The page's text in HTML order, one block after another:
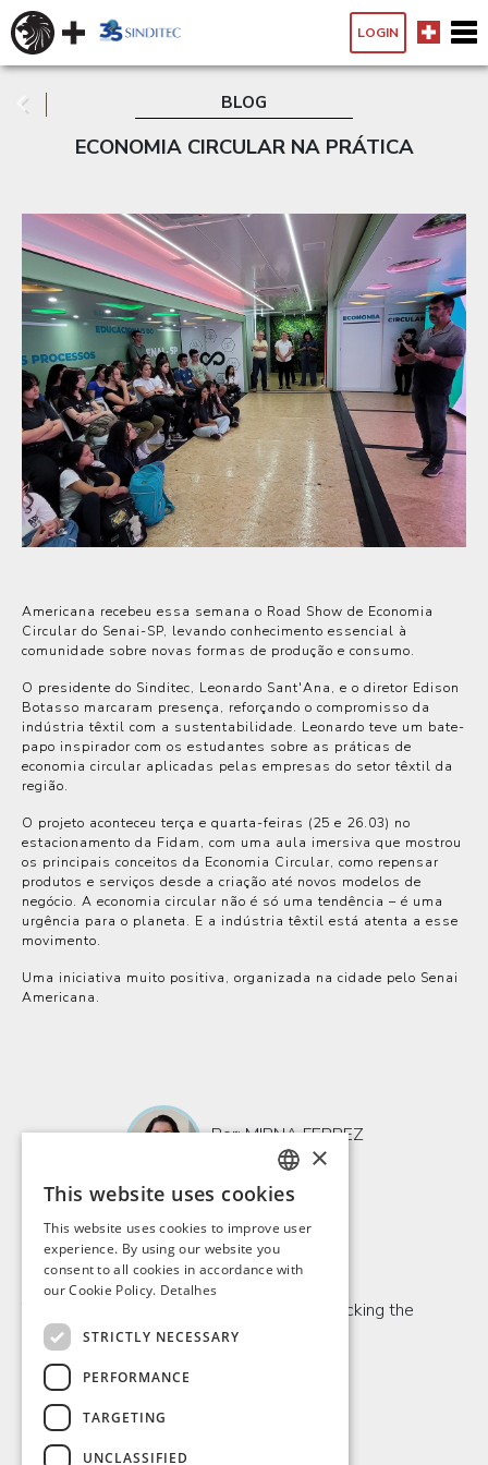
LOGIN
BLOG
ECONOMIA CIRCULAR NA PRÁTICA
Americana recebeu essa semana o Road Show de Economia
Circular do Senai-SP, levando conhecimento essencial à
comunidade sobre novas formas de produção e consumo.
O presidente do Sinditec, Leonardo Sant'Ana, e o diretor Edison
Botasso marcaram presença, reforçando o compromisso da
indústria têxtil com a sustentabilidade. Leonardo teve um bate-
papo inspirador com os estudantes sobre as práticas de
economia circular aplicadas pelas empresas do setor têxtil da
região.
O projeto aconteceu terça e quarta-feiras (25 e 26.03) no
estacionamento da Fidam, com uma aula imersiva que mostrou
os principais conceitos da Economia Circular, como repensar
produtos e serviços desde a criação até novos modelos de
negócio. A economia circular não é só uma tendência – é uma
urgência para o planeta. E a indústria têxtil está atenta a esse
movimento.
Uma iniciativa muito positiva, organizada na cidade pelo Senai
Americana.
Por: MIRNA FERREZ
26/03/25
Comentários
To be able to comment, please log in by clicking the
button below.
LOGIN
PORTUGUESE
ENGLISH
SPANISH
×
This website uses cookies
This website uses cookies to improve user
experience. By using our website you
consent to all cookies in accordance with
our Cookie Policy. Detalhes
STRICTLY NECESSARY
PERFORMANCE
TARGETING
UNCLASSIFIED